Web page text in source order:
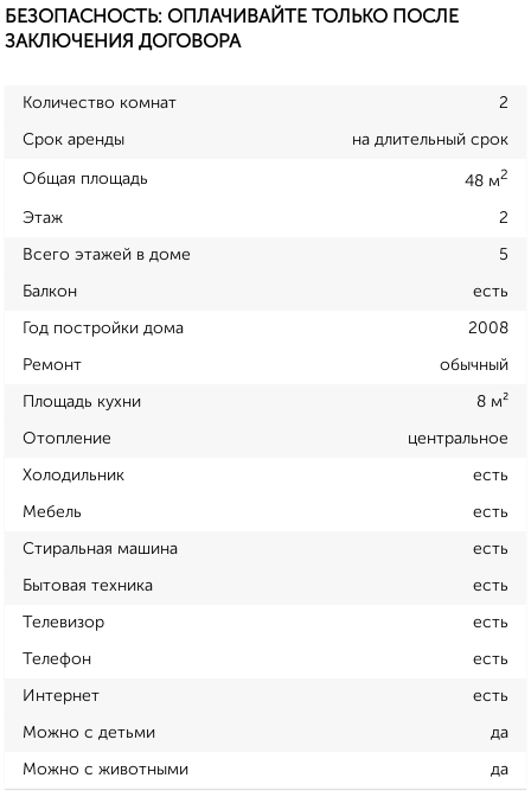
БЕЗОПАСНОСТЬ: ОПЛАЧИВАЙТЕ ТОЛЬКО ПОСЛЕ
ЗАКЛЮЧЕНИЯ ДОГОВОРА
Количество комнат 2
Срок аренды на длительный срок
Общая площадь 48 м2
Этаж 2
Всего этажей в доме 5
Балкон есть
Год постройки дома 2008
Ремонт обычный
Площадь кухни 8 м²
Отопление центральное
Холодильник есть
Мебель есть
Стиральная машина есть
Бытовая техника есть
Телевизор есть
Телефон есть
Интернет есть
Можно с детьми да
Можно с животными да